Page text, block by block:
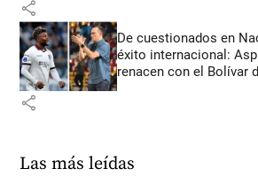
share
De cuestionados en
éxito internacional:
renacen con el Bolívar
share
Las más leídas